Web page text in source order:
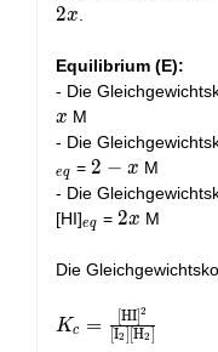
2x
Equilibrium (E):
- Die
x M
- Die
eq = 2
-
x
2 − x M
- Die
[HI]_{eq}
eq = 2x
2x M
Die
K_c =
Kc = [I2 ] [H2 ]
HI] 2